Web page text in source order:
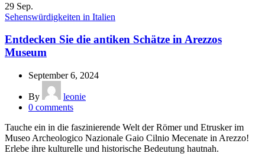
29 Sep.
Sehenswürdigkeiten in Italien
Entdecken Sie die antiken Schätze in Arezzos
Museum
September 6, 2024
By
leonie
0 comments
Tauche ein in die faszinierende Welt der Römer und Etrusker im
Museo Archeologico Nazionale Gaio Cilnio Mecenate in Arezzo!
Erlebe ihre kulturelle und historische Bedeutung hautnah.